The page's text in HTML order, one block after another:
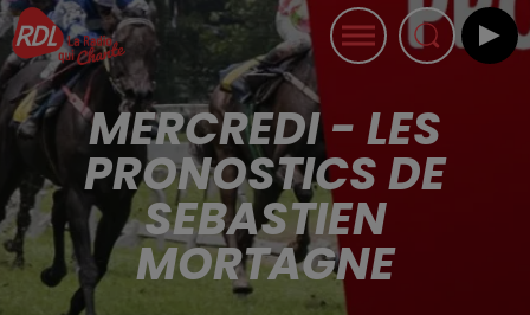
MERCREDI - LES
PRONOSTICS DE
SEBASTIEN
MORTAGNE